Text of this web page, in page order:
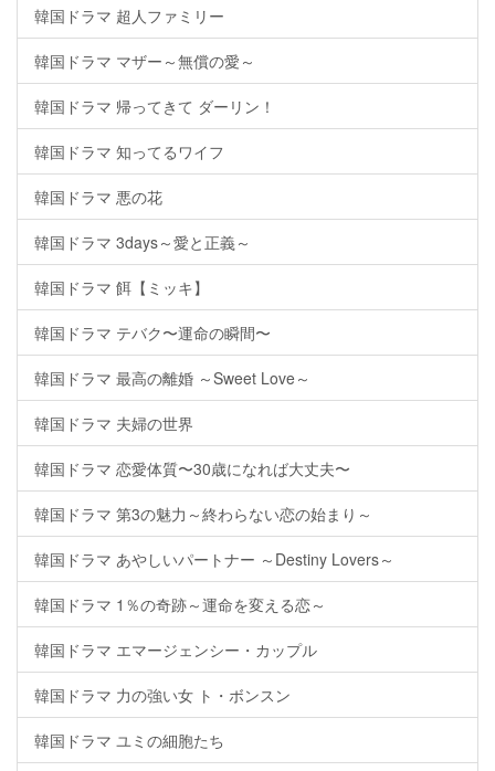
韓国ドラマ 超人ファミリー
韓国ドラマ マザー～無償の愛～
韓国ドラマ 帰ってきて ダーリン！
韓国ドラマ 知ってるワイフ
韓国ドラマ 悪の花
韓国ドラマ 3days～愛と正義～
韓国ドラマ 餌【ミッキ】
韓国ドラマ テバク〜運命の瞬間〜
韓国ドラマ 最高の離婚 ～Sweet Love～
韓国ドラマ 夫婦の世界
韓国ドラマ 恋愛体質〜30歳になれば大丈夫〜
韓国ドラマ 第3の魅力～終わらない恋の始まり～
韓国ドラマ あやしいパートナー ～Destiny Lovers～
韓国ドラマ 1％の奇跡～運命を変える恋～
韓国ドラマ エマージェンシー・カップル
韓国ドラマ 力の強い女 ト・ボンスン
韓国ドラマ ユミの細胞たち